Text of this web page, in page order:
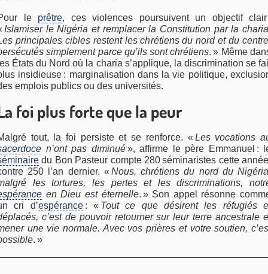
le prêtre, ces violences poursuivent un objectif clair
Islamiser le Nigéria et remplacer la Constitution par la
principales cibles restent les chrétiens du nord et du
simplement parce qu’ils sont chrétiens. » Même
États du Nord où la charia s’applique, la discrimination se
insidieuse : marginalisation dans la vie politique,
emplois publics ou des universités.
foi plus forte que la peur
tout, la foi persiste et se renforce. « Les vocations
n’ont pas diminué», affirme le père Emmanuel :
du Bon Pasteur compte 280 séminaristes cette
250 l’an dernier. « Nous, chrétiens du nord du
les tortures, les pertes et les discriminations,
en Dieu est éternelle. » Son appel résonne
cri d’espérance: « Tout ce que désirent les réfugiés
c’est de pouvoir retourner sur leur terre ancestrale
une vie normale. Avec vos prières et votre soutien,
. »